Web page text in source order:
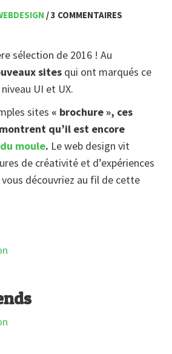
/ 3 COMMENTAIRES
sélection de 2016 ! Au
sites qui ont marqués ce
UI et UX.
sites « brochure », ces
qu’il est encore
moule. Le web design vit
de créativité et d’expériences
découvriez au fil de cette